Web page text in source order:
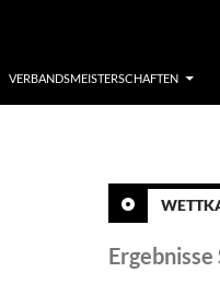
VERBANDSMEISTERSCHAFTEN